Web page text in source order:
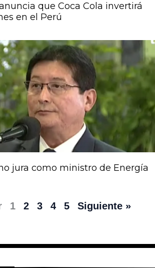
que Coca Cola invertirá
en el Perú
jura como ministro de Energía
1 2 3 4 5 Siguiente »